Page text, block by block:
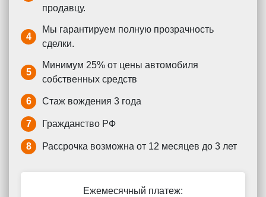
продавцу.
4
Мы гарантируем полную прозрачность
сделки.
5
Минимум 25% от цены автомобиля
собственных средств
6 Стаж вождения 3 года
7 Гражданство РФ
8 Рассрочка возможна от 12 месяцев до 3 лет
Ежемесячный платеж: